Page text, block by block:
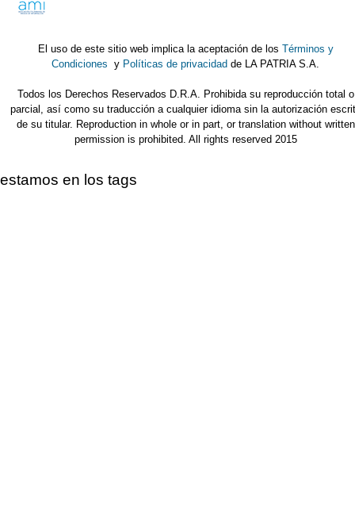
El uso de este sitio web implica la aceptación de los Términos y
Condiciones y Políticas de privacidad de LA PATRIA S.A.
Todos los Derechos Reservados D.R.A. Prohibida su reproducción total o
parcial, así como su traducción a cualquier idioma sin la autorización
de su titular. Reproduction in whole or in part, or translation without written
permission is prohibited. All rights reserved 2015
estamos en los tags